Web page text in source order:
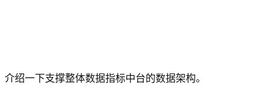
介绍一下支撑整体数据指标中台的数据架构。